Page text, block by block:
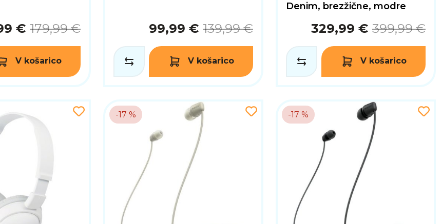
€ 179,99 €
V košarico
99,99 € 139,99 €
V košarico
Denim, brezžične, modre
329,99 € 399,99 €
V košarico
-17 % -17 %